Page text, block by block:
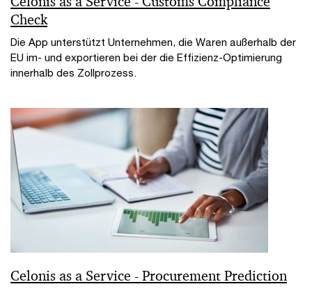
Check
Die App unterstützt Unternehmen, die Waren außerhalb der
EU im- und exportieren bei der die Effizienz-Optimierung
innerhalb des Zollprozess.
Celonis as a Service - Procurement Prediction